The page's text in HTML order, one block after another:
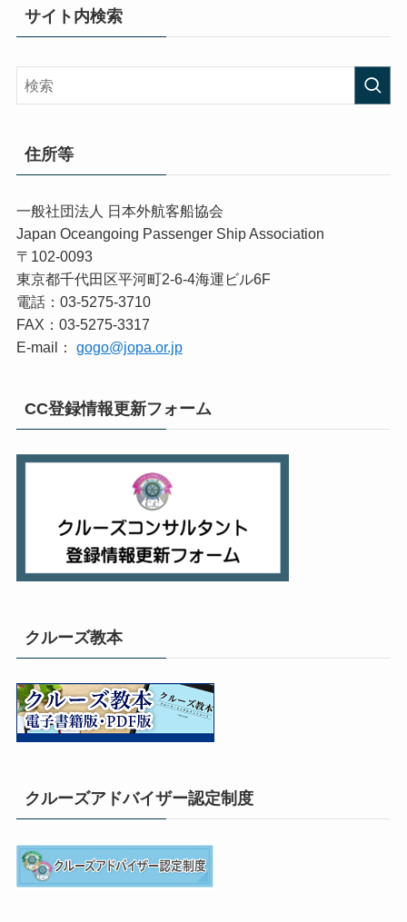
サイト内検索
住所等
一般社団法人 日本外航客船協会
Japan Oceangoing Passenger Ship Association
〒102-0093
東京都千代田区平河町2-6-4海運ビル6F
電話：03-5275-3710
FAX：03-5275-3317
E-mail： gogo@jopa.or.jp
CC登録情報更新フォーム
クルーズ教本
クルーズアドバイザー認定制度